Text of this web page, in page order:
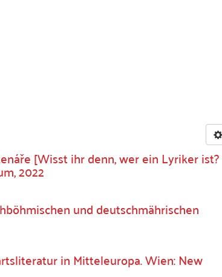
[Wisst ihr denn, wer ein Lyriker ist?
2022
und deutschmährischen
in Mitteleuropa. Wien: New